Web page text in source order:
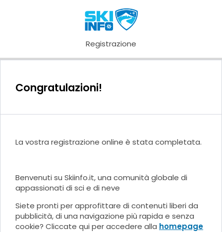
Registrazione
Congratulazioni!
La vostra registrazione online è stata completata.
Benvenuti su Skiinfo.it, una comunità globale di
appassionati di sci e di neve
Siete pronti per approfittare di contenuti liberi da
pubblicità, di una navigazione più rapida e senza
cookie? Cliccate qui per accedere alla homepage